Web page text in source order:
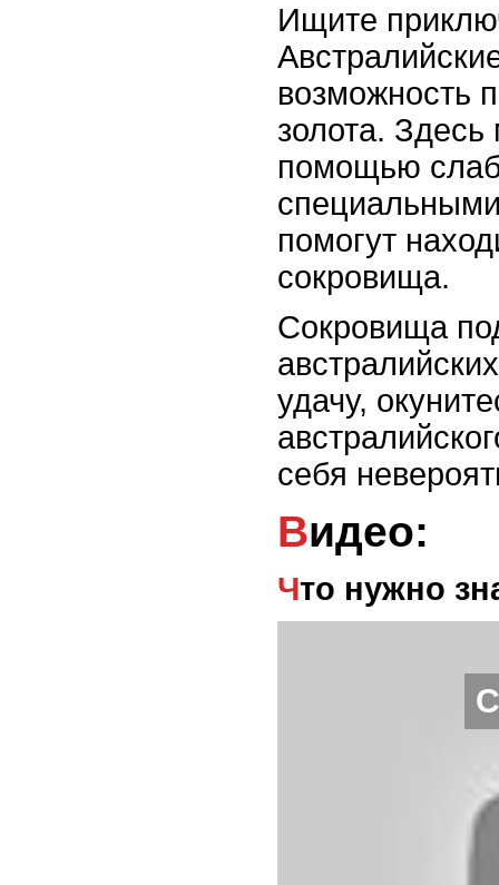
Ищите
возможность
золота.
помощью
помогут
сокровища.
Сокровища
удачу,
себя
Видео:
Что нужно